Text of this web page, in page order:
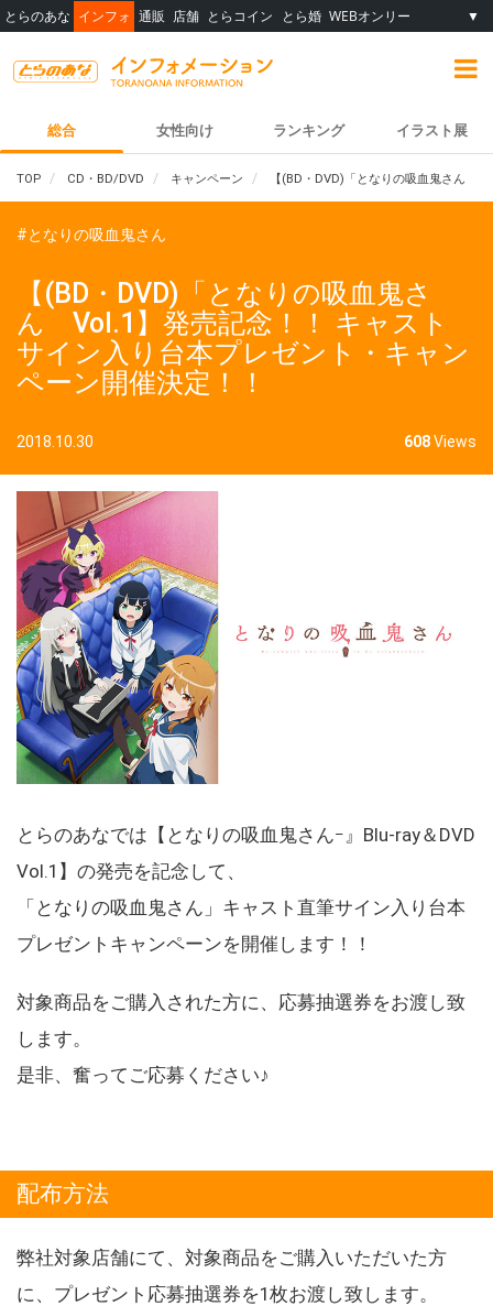
とらのあな インフォ 通販 店舗 とらコイン とら婚 WEBオンリー ▼
総合 女性向け ランキング イラスト展
TOP CD・BD/DVD キャンペーン 【(BD・DVD)「となりの吸血鬼さん
#となりの吸血鬼さん
【(BD・DVD)「となりの吸血鬼さ
ん Vol.1】発売記念！！ キャスト
サイン入り台本プレゼント・キャン
ペーン開催決定！！
2018.10.30 608Views
とらのあなでは【となりの吸血鬼さんｰ』Blu-ray＆DVD
Vol.1】の発売を記念して、
「となりの吸血鬼さん」キャスト直筆サイン入り台本
プレゼントキャンペーンを開催します！！
対象商品をご購入された方に、応募抽選券をお渡し致
します。
是非、奮ってご応募ください♪
配布方法
弊社対象店舗にて、対象商品をご購入いただいた方
に、プレゼント応募抽選券を1枚お渡し致します。